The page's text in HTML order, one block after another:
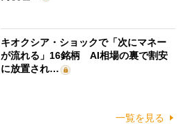
キオクシア・ショックで「次にマネー
が流れる」16銘柄 AI相場の裏で割安
に放置され…
一覧を見る